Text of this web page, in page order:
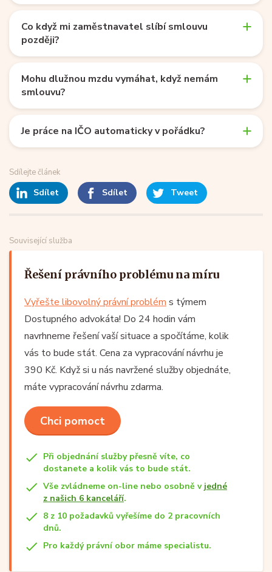
Co když mi zaměstnavatel slíbí smlouvu
později?
Mohu dlužnou mzdu vymáhat, když nemám
smlouvu?
Je práce na IČO automaticky v pořádku?
Sdílejte článek
Sdílet Sdílet Tweet
Související služba
Řešení právního problému na míru
Vyřešte libovolný právní problém s týmem
Dostupného advokáta! Do 24 hodin vám
navrhneme řešení vaší situace a spočítáme, kolik
vás to bude stát. Cena za vypracování návrhu je
390 Kč. Když si u nás navržené služby objednáte,
máte vypracování návrhu zdarma.
Chci pomoct
Při objednání služby přesně víte, co
dostanete a kolik vás to bude stát.
Vše zvládneme on-line nebo osobně v jedné
z našich 6 kanceláří.
8 z 10 požadavků vyřešíme do 2 pracovních
dnů.
Pro každý právní obor máme specialistu.